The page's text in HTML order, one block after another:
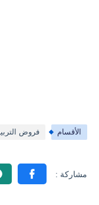
الأقسام فروض